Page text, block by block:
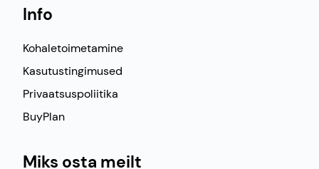
Info
Kohaletoimetamine
Kasutustingimused
Privaatsuspoliitika
BuyPlan
Miks osta meilt